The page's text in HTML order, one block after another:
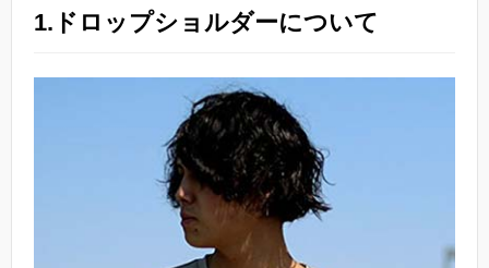
1.ドロップショルダーについて